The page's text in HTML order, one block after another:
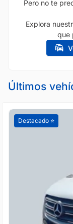
Pero no te
Explora
que
Últimos
Destacado ⭐️